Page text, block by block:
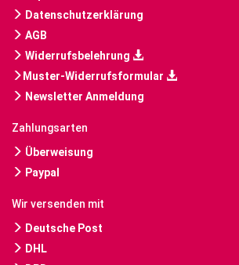
Datenschutzerklärung
AGB
Widerrufsbelehrung
Muster-Widerrufsformular
Newsletter Anmeldung
Zahlungsarten
Überweisung
Paypal
Wir versenden mit
Deutsche Post
DHL